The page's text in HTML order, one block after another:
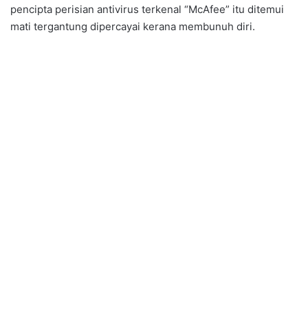
pencipta perisian antivirus terkenal “McAfee” itu ditemui
mati tergantung dipercayai kerana membunuh diri.